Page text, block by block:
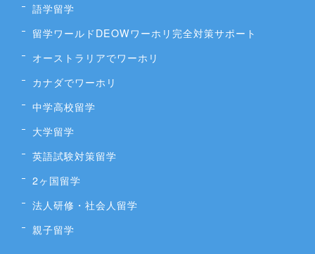
語学留学
留学ワールドDEOWワーホリ完全対策サポート
オーストラリアでワーホリ
カナダでワーホリ
中学高校留学
大学留学
英語試験対策留学
2ヶ国留学
法人研修・社会人留学
親子留学